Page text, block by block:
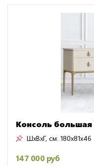
Консоль
ШxВxГ, см: 180x81x46
147 000 руб